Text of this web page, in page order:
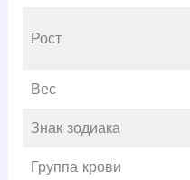
Рост
Вес
Знак зодиака
Группа крови